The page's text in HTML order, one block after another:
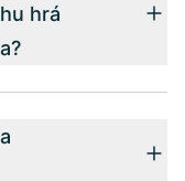
hrá